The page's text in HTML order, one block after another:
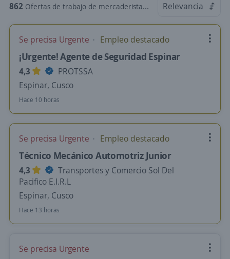
862 Ofertas de trabajo de mercaderista en Espinar, Cusco Relevancia
Se precisa Urgente Empleo destacado
¡Urgente! Agente de Seguridad Espinar
4,3
PROTSSA
Espinar, Cusco
Hace 10 horas
Se precisa Urgente Empleo destacado
Técnico Mecánico Automotriz Junior
4,3
Transportes y Comercio Sol Del
Pacifico E.I.R.L
Espinar, Cusco
Hace 13 horas
Se precisa Urgente